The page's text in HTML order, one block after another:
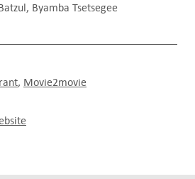
Byamba Tsetsegee
Movie2movie